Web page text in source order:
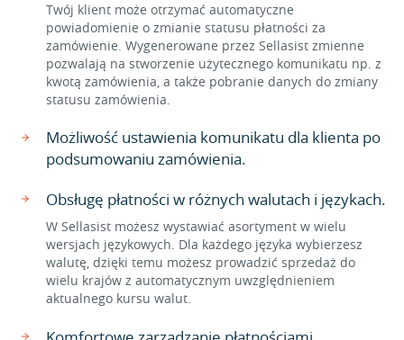
Twój klient może otrzymać automatyczne
powiadomienie o zmianie statusu płatności za
zamówienie. Wygenerowane przez Sellasist zmienne
pozwalają na stworzenie użytecznego komunikatu np. z
kwotą zamówienia, a także pobranie danych do zmiany
statusu zamówienia.
Możliwość ustawienia komunikatu dla klienta po
podsumowaniu zamówienia.
Obsługę płatności w różnych walutach i językach.
W Sellasist możesz wystawiać asortyment w wielu
wersjach językowych. Dla każdego języka wybierzesz
walutę, dzięki temu możesz prowadzić sprzedaż do
wielu krajów z automatycznym uwzględnieniem
aktualnego kursu walut.